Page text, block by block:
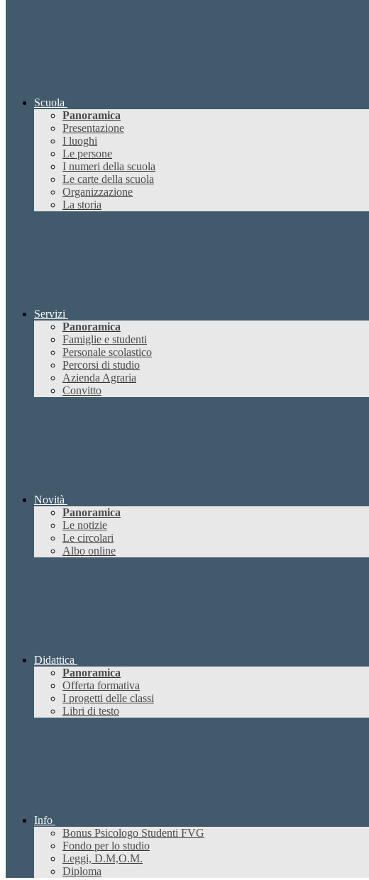
Scuola
Panoramica
Presentazione
I luoghi
Le persone
I numeri della scuola
Le carte della scuola
Organizzazione
La storia
Servizi
Panoramica
Famiglie e studenti
Personale scolastico
Percorsi di studio
Azienda Agraria
Convitto
Novità
Panoramica
Le notizie
Le circolari
Albo online
Didattica
Panoramica
Offerta formativa
I progetti delle classi
Libri di testo
Info
Bonus Psicologo Studenti FVG
Fondo per lo studio
Leggi, D.M,O.M.
Diploma